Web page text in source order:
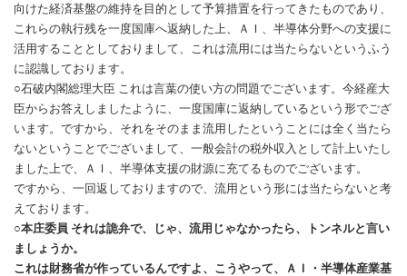
向けた経済基盤の維持を目的として予算措置を行ってきたものであり、
これらの執行残を一度国庫へ返納した上、ＡＩ、半導体分野への支援に
活用することとしておりまして、これは流用には当たらないというふう
に認識しております。
○石破内閣総理大臣 これは言葉の使い方の問題でございます。今経産大
臣からお答えしましたように、一度国庫に返納しているという形でござ
います。ですから、それをそのまま流用したということには全く当たら
ないということでございまして、一般会計の税外収入として計上いたし
ました上で、ＡＩ、半導体支援の財源に充てるものでございます。
ですから、一回返しておりますので、流用という形には当たらないと考
えております。
○本庄委員 それは詭弁で、じゃ、流用じゃなかったら、トンネルと言い
ましょうか。
これは財務省が作っているんですよ、こうやって、ＡＩ・半導体産業基